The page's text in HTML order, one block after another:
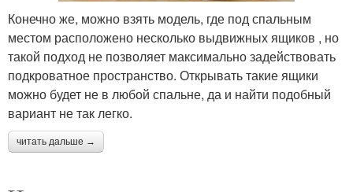
Конечно же, можно взять модель, где под спальным
местом расположено несколько выдвижных ящиков , но
такой подход не позволяет максимально задействовать
подкроватное пространство. Открывать такие ящики
можно будет не в любой спальне, да и найти подобный
вариант не так легко.
читать дальше →